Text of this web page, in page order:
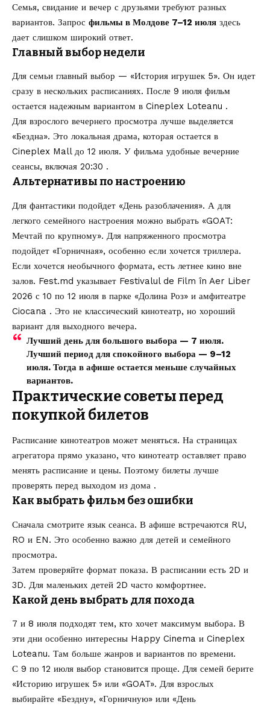
Семья, свидание и вечер с друзьями требуют разных
вариантов. Запрос фильмы в Молдове 7–12 июля здесь
дает слишком широкий ответ.
Главный выбор недели
Для семьи главный выбор — «История игрушек 5». Он идет
сразу в нескольких расписаниях. После 9 июля фильм
остается надежным вариантом в Cineplex Loteanu .
Для взрослого вечернего просмотра лучше выделяется
«Бездна». Это локальная драма, которая остается в
Cineplex Mall до 12 июля. У фильма удобные вечерние
сеансы, включая 20:30 .
Альтернативы по настроению
Для фантастики подойдет «День разоблачения». А для
легкого семейного настроения можно выбрать «GOAT:
Мечтай по крупному». Для напряженного просмотра
подойдет «Горничная», особенно если хочется триллера.
Если хочется необычного формата, есть летнее кино вне
залов. Fest.md указывает Festivalul de Film în Aer Liber
2026 с 10 по 12 июля в парке «Долина Роз» и амфитеатре
Ciocana . Это не классический кинотеатр, но хороший
вариант для выходного вечера.
Лучший день для большого выбора — 7 июля.
Лучший период для спокойного выбора — 9–12
июля. Тогда в афише остается меньше случайных
вариантов.
Практические советы перед
покупкой билетов
Расписание кинотеатров может меняться. На страницах
агрегатора прямо указано, что кинотеатр оставляет право
менять расписание и цены. Поэтому билеты лучше
проверять перед выходом из дома .
Как выбрать фильм без ошибки
Сначала смотрите язык сеанса. В афише встречаются RU,
RO и EN. Это особенно важно для детей и семейного
просмотра.
Затем проверяйте формат показа. В расписании есть 2D и
3D. Для маленьких детей 2D часто комфортнее.
Какой день выбрать для похода
7 и 8 июля подходят тем, кто хочет максимум выбора. В
эти дни особенно интересны Happy Cinema и Cineplex
Loteanu. Там больше жанров и вариантов по времени.
С 9 по 12 июля выбор становится проще. Для семей берите
«Историю игрушек 5» или «GOAT». Для взрослых
выбирайте «Бездну», «Горничную» или «День